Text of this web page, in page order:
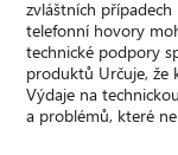
zvláštních
telefonní hovory
technické podpory
produktů Určuje, že
Výdaje na
a problémů, které